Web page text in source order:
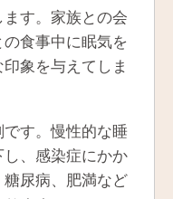
す。家族との会
食事中に眠気を
象を与えてしま
す。慢性的な睡
、感染症にかか
尿病、肥満など